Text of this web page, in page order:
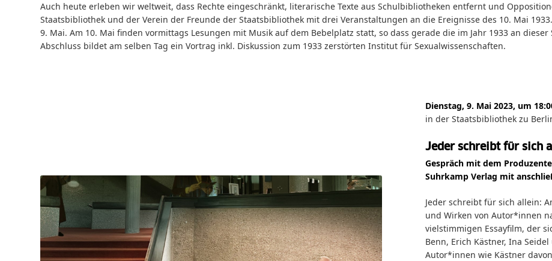
Auch heute erleben wir weltweit, dass Rechte eingeschränkt, literarische Texte aus Schulbibliotheken entfernt und
Staatsbibliothek und der Verein der Freunde der Staatsbibliothek mit drei Veranstaltungen an die Ereignisse des 10. Mai
9. Mai. Am 10. Mai finden vormittags Lesungen mit Musik auf dem Bebelplatz statt, so dass gerade die im Jahr 1933 an
Abschluss bildet am selben Tag ein Vortrag inkl. Diskussion zum 1933 zerstörten Institut für Sexualwissenschaften.
Dienstag, 9. Mai 2023, um
in der Staatsbibliothek zu
Jeder schreibt für sich
Gespräch mit dem
SuhrkampVerlag mit
Jeder schreibt für sich allein:
und Wirken von Autor*innen
vielstimmigen Essayfilm, der
Benn, Erich Kästner, Ina
Autor*innen wie Kästner